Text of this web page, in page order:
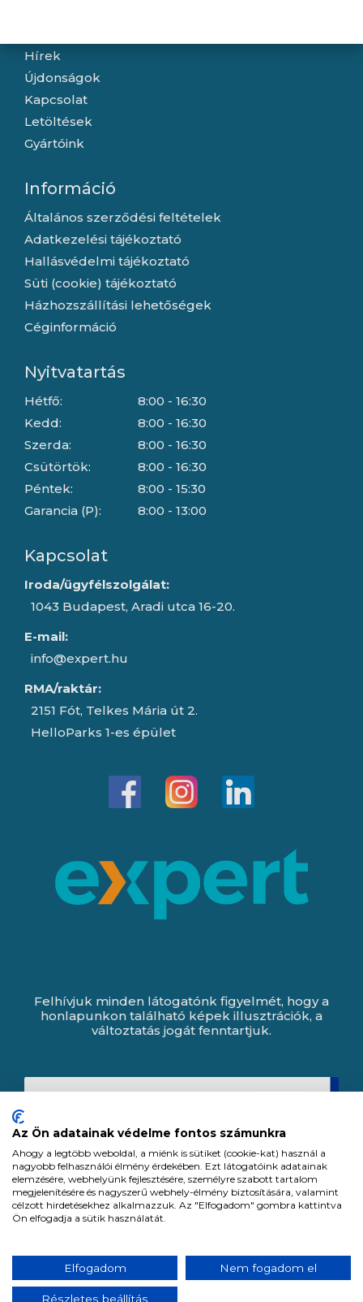
Hírek
Újdonságok
Kapcsolat
Letöltések
Gyártóink
Információ
Általános szerződési feltételek
Adatkezelési tájékoztató
Hallásvédelmi tájékoztató
Süti (cookie) tájékoztató
Házhozszállítási lehetőségek
Céginformáció
Nyitvatartás
Hétfő:
Kedd:
Szerda:
Csütörtök:
Péntek:
Garancia (P):
8:00 - 16:30
8:00 - 16:30
8:00 - 16:30
8:00 - 16:30
8:00 - 15:30
8:00 - 13:00
Kapcsolat
Iroda/ügyfélszolgálat:
1043 Budapest, Aradi utca 16-20.
E-mail:
info@expert.hu
RMA/raktár:
2151 Fót, Telkes Mária út 2.
HelloParks 1-es épület
Felhívjuk minden látogatónk figyelmét, hogy a
honlapunkon található képek illusztrációk, a
változtatás jogát fenntartjuk.
Minden jog fenntartva. All rights reserved.
Tervezte és készítette:
Az Ön adatainak védelme fontos számunkra
Ahogy a legtöbb weboldal, a miénk is sütiket (cookie-kat) használ a
nagyobb felhasználói élmény érdekében. Ezt látogatóink adatainak
elemzésére, webhelyünk fejlesztésére, személyre szabott tartalom
megjelenítésére és nagyszerű webhely-élmény biztosítására, valamint
célzott hirdetésekhez alkalmazzuk. Az "Elfogadom" gombra kattintva
Ön elfogadja a sütik használatát.
Elfogadom Nem fogadom el
Részletes beállítás